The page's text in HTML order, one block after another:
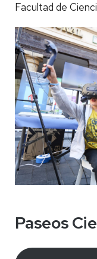
Facultad de
Paseos